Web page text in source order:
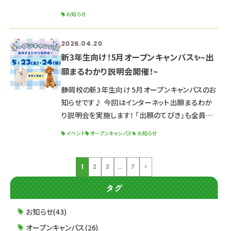
↓↓ 紹介記事はこちらをクリック ↓↓ テレビ静岡
さまWEBサイト
お知らせ
2026.04.20
新3年生向け！5月オープンキャンパス✨~出
願まるわかり説明会開催！~
静岡校の新3年生向け 5月オープンキャンパスのお
知らせです♪ 今回はインターネット出願まるわか
り説明会を実施します！ 「出願のてびき」も全員に
ページ、公式LINE、またはお電話でも可能✨
୨୧┈┈┈┈┈┈┈┈┈┈┈┈┈┈┈┈┈┈┈┈
┈┈┈┈┈┈┈┈┈┈┈┈┈┈┈┈┈୨୧ 2026
イベント オープンキャンパス お知らせ
1 2 3 … 7 >
タグ
お知らせ(43)
オープンキャンパス(26)